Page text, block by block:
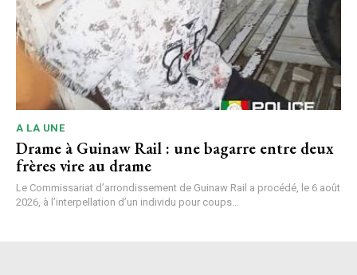
A LA UNE
Drame à Guinaw Rail : une bagarre entre deux
frères vire au drame
Le Commissariat d’arrondissement de Guinaw Rail a procédé, le 6 août
2026, à l’interpellation d’un individu pour coups...